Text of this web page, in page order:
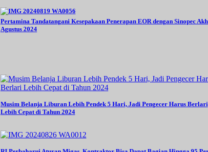
Pertamina Tandatangani Kesepakaan Penerapan EOR dengan Sinopec
Agustus 2024
Musim Belanja Liburan Lebih Pendek 5 Hari, Jadi Pengecer Harus Berlari
Lebih Cepat di Tahun 2024